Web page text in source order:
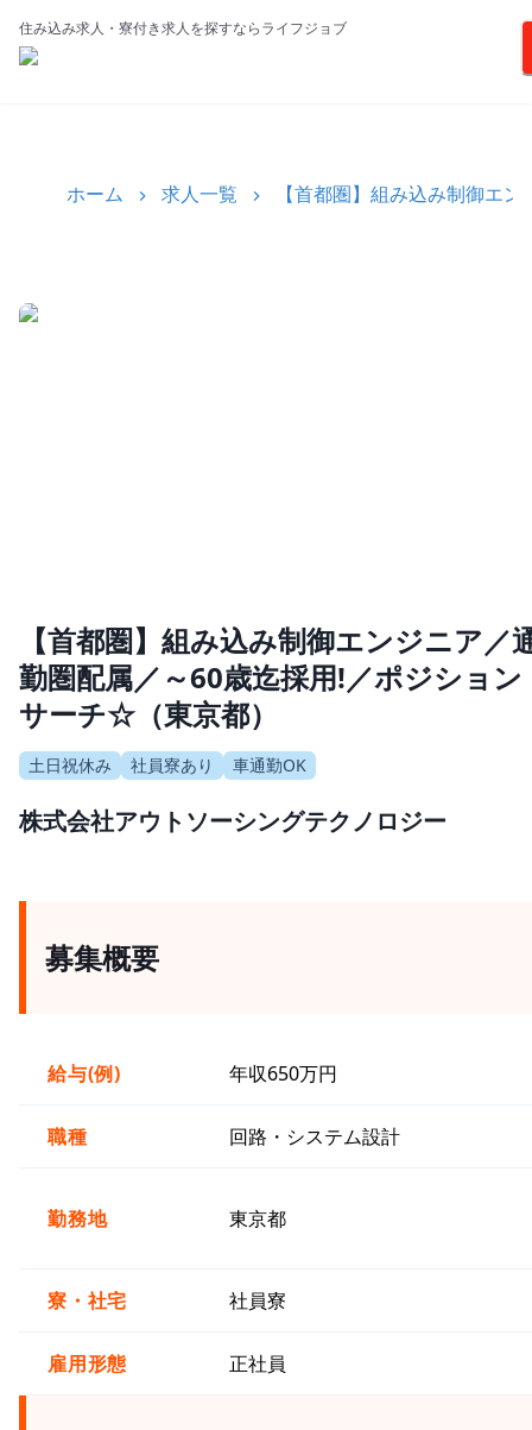
住み込み求人・寮付き求人を探すならライフジョブ
ホーム 求人一覧 【首都圏】組み込み制御エ
【首都圏】組み込み制御エンジニア／
勤圏配属／～60歳迄採用!／ポジション
サーチ☆（東京都）
土日祝休み 社員寮あり 車通勤OK
株式会社アウトソーシングテクノロジー
募集概要
給与(例) 年収650万円
職種 回路・システム設計
勤務地 東京都
寮・社宅 社員寮
雇用形態 正社員